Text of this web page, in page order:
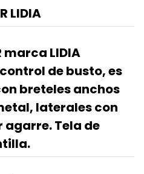
LIDIA
marca LIDIA
control de busto, es
breteles anchos
laterales con
Tela de